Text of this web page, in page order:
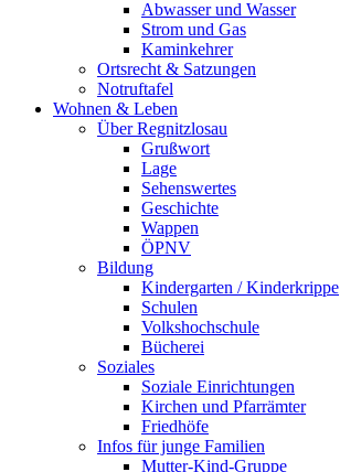
Abwasser und Wasser
Strom und Gas
Kaminkehrer
Ortsrecht & Satzungen
Notruftafel
Wohnen & Leben
Über Regnitzlosau
Grußwort
Lage
Sehenswertes
Geschichte
Wappen
ÖPNV
Bildung
Kindergarten / Kinderkrippe
Schulen
Volkshochschule
Bücherei
Soziales
Soziale Einrichtungen
Kirchen und Pfarrämter
Friedhöfe
Infos für junge Familien
Mutter-Kind-Gruppe